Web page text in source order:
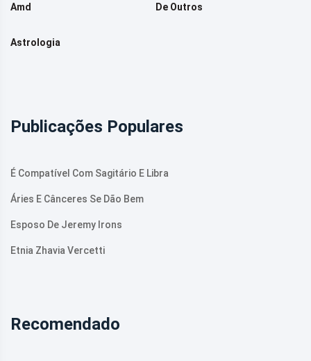
Amd De Outros
Astrologia
Publicações Populares
É Compatível Com Sagitário E Libra
Áries E Cânceres Se Dão Bem
Esposo De Jeremy Irons
Etnia Zhavia Vercetti
Recomendado